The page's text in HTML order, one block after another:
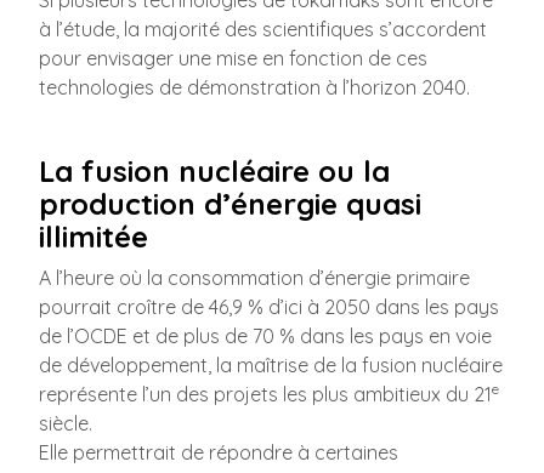
à l’étude, la majorité des scientifiques s’accordent
pour envisager une mise en fonction de ces
technologies de démonstration à l’horizon 2040.
La fusion nucléaire ou la
production d’énergie quasi
illimitée
A l’heure où la consommation d’énergie primaire
pourrait croître de 46,9 % d’ici à 2050 dans les pays
de l’OCDE et de plus de 70 % dans les pays en voie
de développement, la maîtrise de la fusion nucléaire
représente l’un des projets les plus ambitieux du 21e
siècle.
Elle permettrait de répondre à certaines